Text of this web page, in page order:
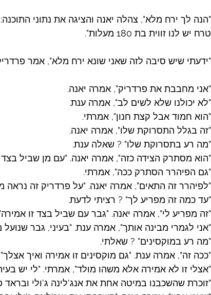
"הנה לך ירח מלא", צהלה יאנה והציגה את נתוני
טרח יש לנו זווית בת 180 מעלות".
"ידעתי שיש סיבה לזה שאני שונא ירח מלא", אמר
"אני מחבבת את פרדריק", אמרה יאנה.
"לא יכולנו שלא לשים לב", אמרה ענת.
"הוא חמוד אבל קצת חנון", אמרתי.
"זה בגלל התסרוקת שלו", אמרה יאנה.
"מה רע בתסרוקת שלו" ? שאלה ענת.
"הוא מסתרק הצידה כזה", אמרה יאנה. "עם מן שביל
"גם הפיהרר הסתרק ככה", אמרתי.
"לפיהרר זה התאים", אמרה יאנה. "על פרדריק זה נראה
"עד כמה זה מפריע לך" ? רציתי לדעת.
"זה מפריע לי", אמרה יאנה. "גבר עם שביל בצד זו
"אני לגמרי מבינה אותך", אמרה ענת. "בעיני, גבר שנועל
"מה רע במוקסינים" ? שאלתי.
"ככה זה", אמרה ענת. "גם מוקסינים זו אמירה ואיך
"אצלי זו לא אמירה אלא משהו מולד", אמרתי. "לי יש
"זוכרת שהשכבנו במיטה אחת את אנג'לינה ג'ולי